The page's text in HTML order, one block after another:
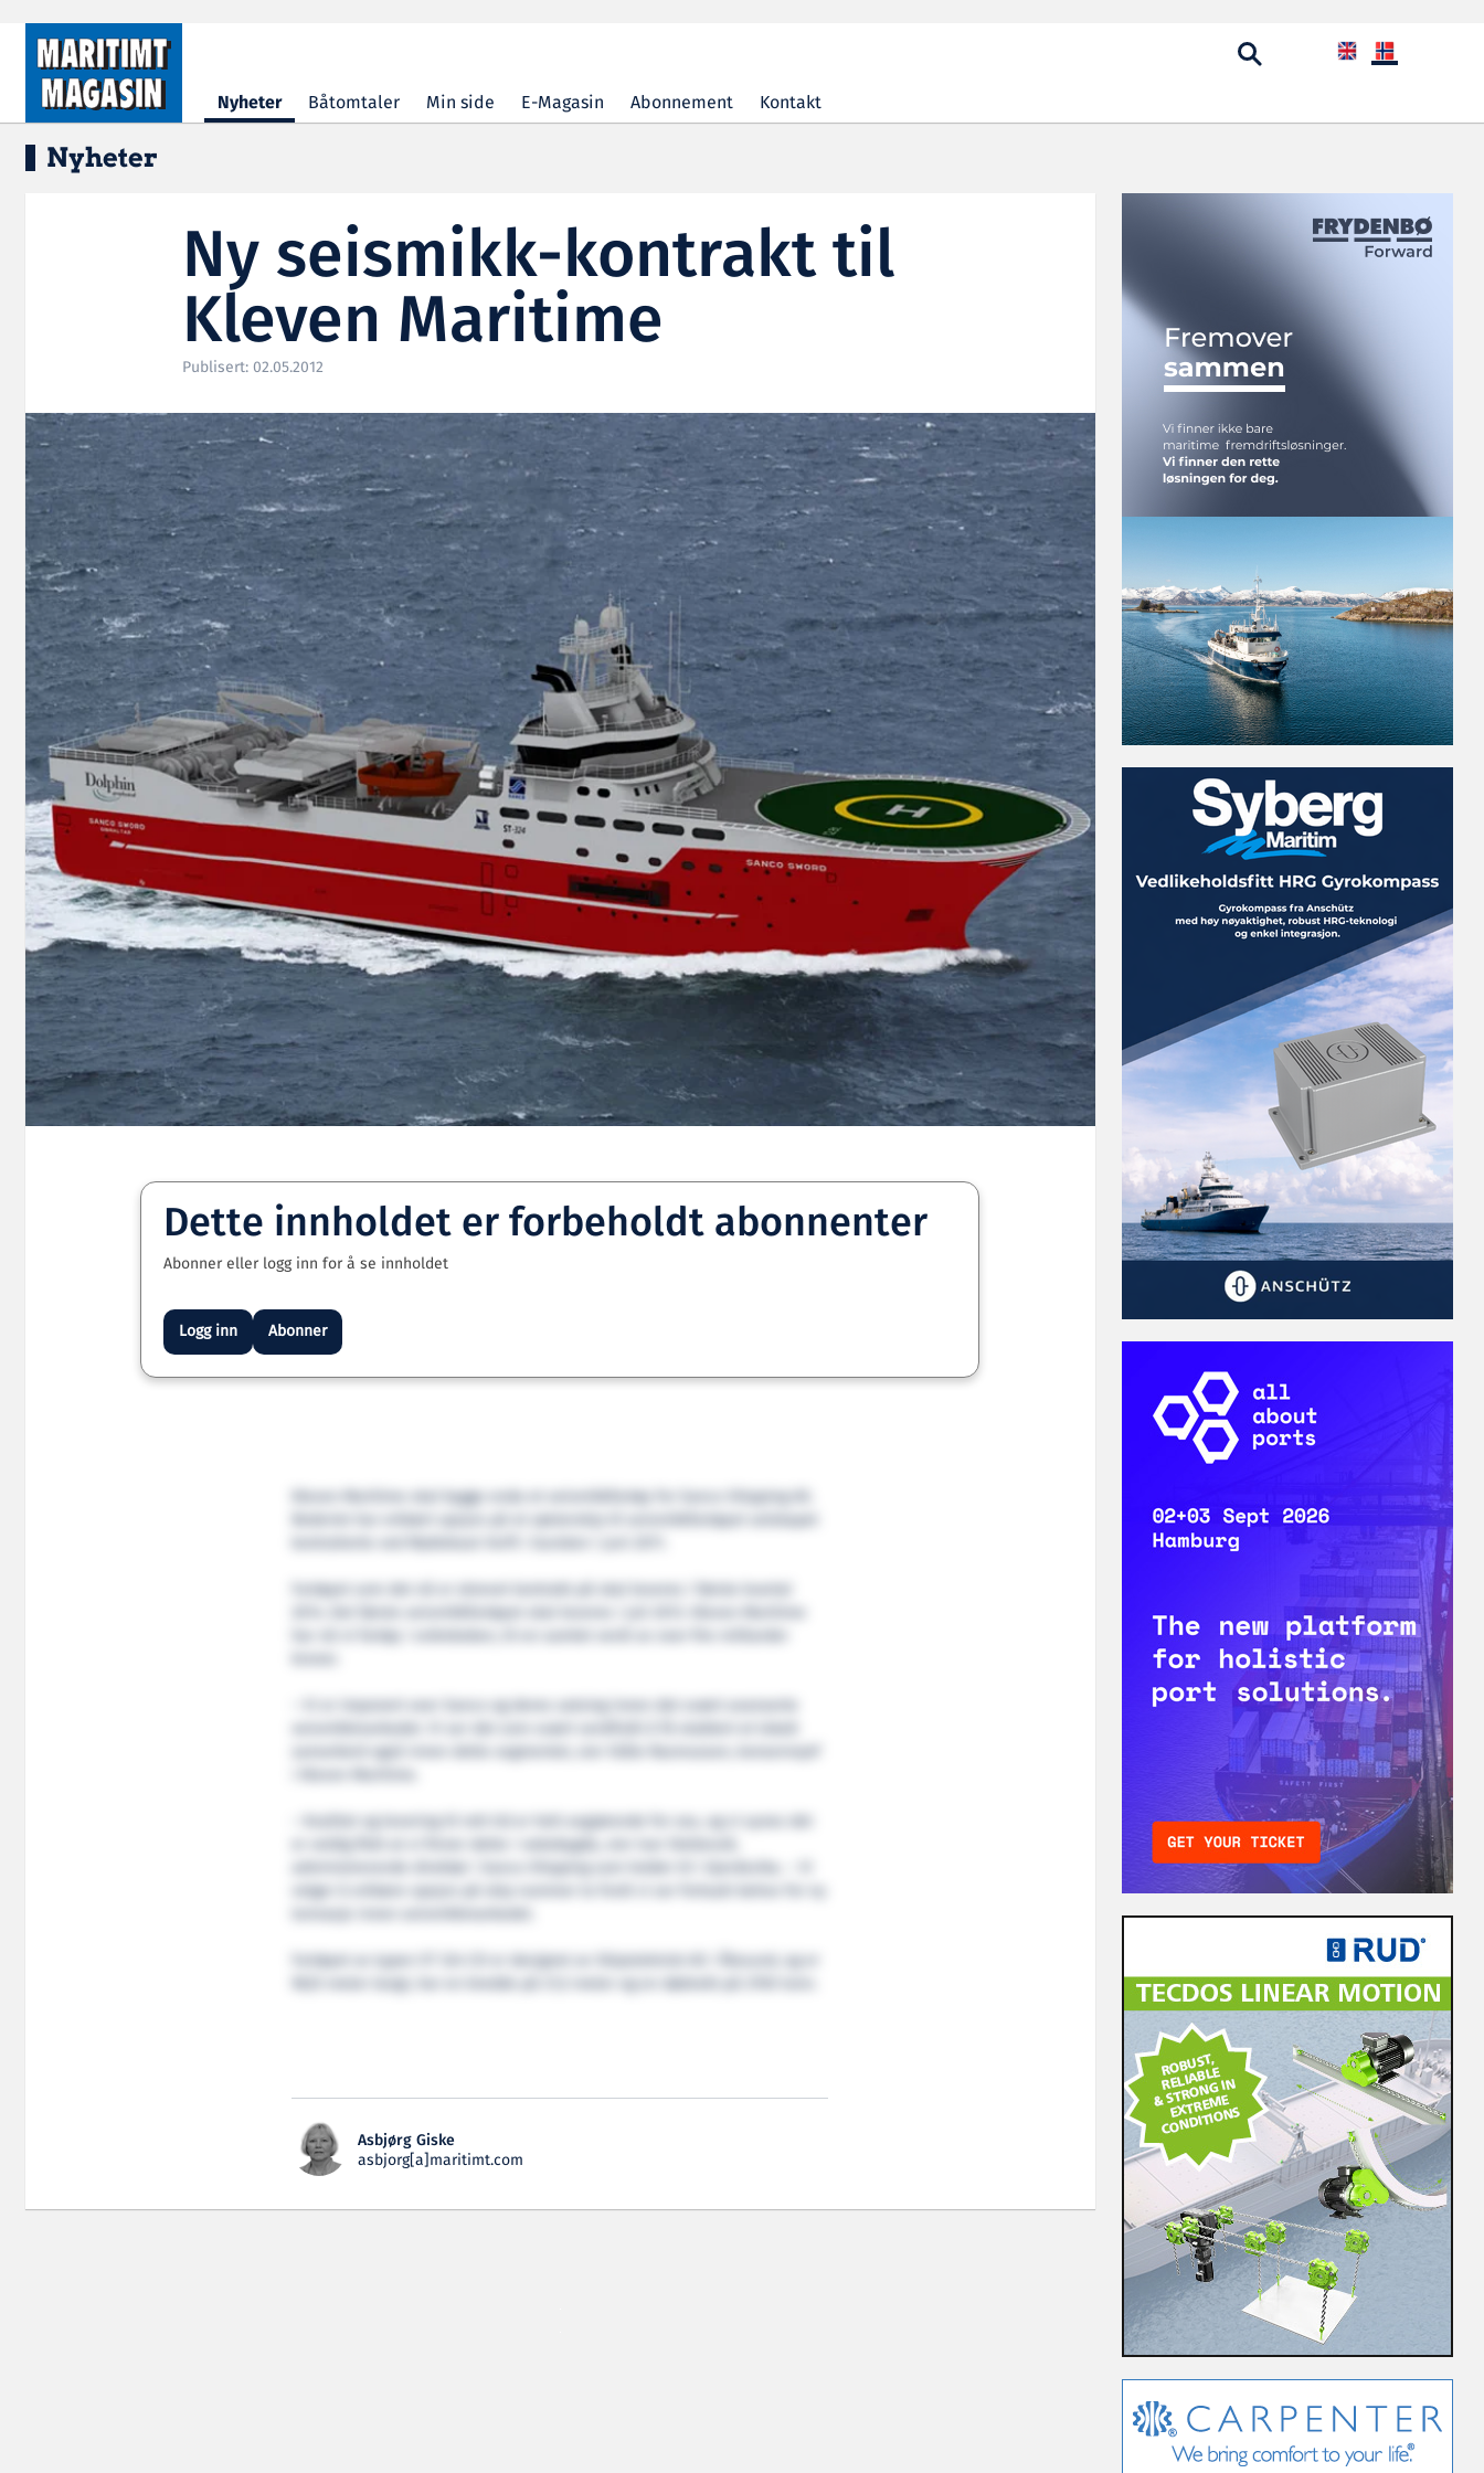
Hopp til hovedinnhold
Nyheter Båtomtaler Min side E-Magasin Abonnement Kontakt
Nyheter
Ny seismikk-kontrakt til
Kleven Maritime
Publisert: 02.05.2012
Dette innholdet er forbeholdt abonnenter
Abonner eller logg inn for å se innholdet
Logg inn Abonner
Kleven Maritime skal bygge enda et seismikkfartøy for Sanco Shipping AS.
Rederiet har erklært opsjon på et søsterskip til seismikkfartøyet selskapet
Fartøyet som det nå er skrevet kontrakt på skal leveres i første kvartal
2014. Det første seismikkfartøyet skal leveres i juli 2013. Kleven Maritime
har nå ni fartøy i ordreboken, til en samlet verdi av over fire milliarder
– Vi er imponert over Sanco og deres satsing innen det svært avanserte
samarbeid også innen dette segmentet, sier Ståle Rasmussen, konsernsjef
– Kvalitet og levering til rett tid er helt avgjørende for oss, og vi synes det
er veldig flott at vi finner dette i nabobygda, sier Ivar Slettevoll,
administrerende direktør i Sanco Shipping som holder til i Gjerdsvika. – Vi
velger å erklære opsjon på skip nummer to fordi vi ser fortsatt behov for ny
Fartøyet av typen ST 324 CD er designet av Skipsteknisk AS i Ålesund, og er
Asbjørg Giske
asbjorg[a]maritimt.com